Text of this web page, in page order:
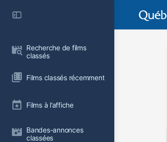
Recherche de films
classés
Films classés récemment
Films à l’affiche
Bandes-annonces
classées